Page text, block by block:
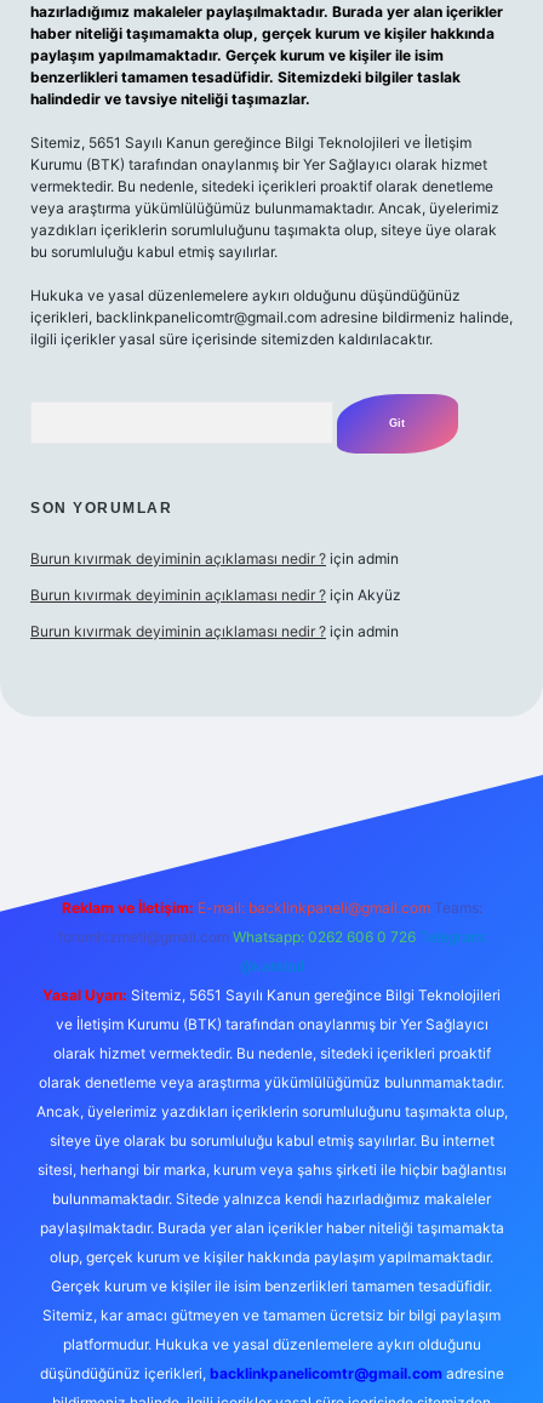
hazırladığımız makaleler paylaşılmaktadır. Burada yer alan içerikler
haber niteliği taşımamakta olup, gerçek kurum ve kişiler hakkında
paylaşım yapılmamaktadır. Gerçek kurum ve kişiler ile isim
benzerlikleri tamamen tesadüfidir. Sitemizdeki bilgiler taslak
halindedir ve tavsiye niteliği taşımazlar.
Sitemiz, 5651 Sayılı Kanun gereğince Bilgi Teknolojileri ve İletişim
Kurumu (BTK) tarafından onaylanmış bir Yer Sağlayıcı olarak hizmet
vermektedir. Bu nedenle, sitedeki içerikleri proaktif olarak denetleme
veya araştırma yükümlülüğümüz bulunmamaktadır. Ancak, üyelerimiz
yazdıkları içeriklerin sorumluluğunu taşımakta olup, siteye üye olarak
bu sorumluluğu kabul etmiş sayılırlar.
Hukuka ve yasal düzenlemelere aykırı olduğunu düşündüğünüz
içerikleri, backlinkpanelicomtr@gmail.com adresine bildirmeniz halinde,
ilgili içerikler yasal süre içerisinde sitemizden kaldırılacaktır.
SON YORUMLAR
Burun kıvırmak deyiminin açıklaması nedir ? için admin
Burun kıvırmak deyiminin açıklaması nedir ? için Akyüz
Burun kıvırmak deyiminin açıklaması nedir ? için admin
Reklam ve İletişim: E-mail: backlinkpaneli@gmail.com Teams:
forumhizmeti@gmail.com Whatsapp: 0262 606 0 726 Telegram:
@karabul
Yasal Uyarı: Sitemiz, 5651 Sayılı Kanun gereğince Bilgi Teknolojileri
ve İletişim Kurumu (BTK) tarafından onaylanmış bir Yer Sağlayıcı
olarak hizmet vermektedir. Bu nedenle, sitedeki içerikleri proaktif
olarak denetleme veya araştırma yükümlülüğümüz bulunmamaktadır.
Ancak, üyelerimiz yazdıkları içeriklerin sorumluluğunu taşımakta olup,
siteye üye olarak bu sorumluluğu kabul etmiş sayılırlar. Bu internet
sitesi, herhangi bir marka, kurum veya şahıs şirketi ile hiçbir bağlantısı
bulunmamaktadır. Sitede yalnızca kendi hazırladığımız makaleler
paylaşılmaktadır. Burada yer alan içerikler haber niteliği taşımamakta
olup, gerçek kurum ve kişiler hakkında paylaşım yapılmamaktadır.
Gerçek kurum ve kişiler ile isim benzerlikleri tamamen tesadüfidir.
Sitemiz, kar amacı gütmeyen ve tamamen ücretsiz bir bilgi paylaşım
platformudur. Hukuka ve yasal düzenlemelere aykırı olduğunu
düşündüğünüz içerikleri, backlinkpanelicomtr@gmail.comadresine